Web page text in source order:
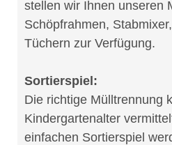
stellen wir Ihnen unseren
Schöpfrahmen,
Tüchern zur Verfügung.
Sortierspiel:
Die richtige Mülltrennung
Kindergartenalter
einfachen Sortierspiel